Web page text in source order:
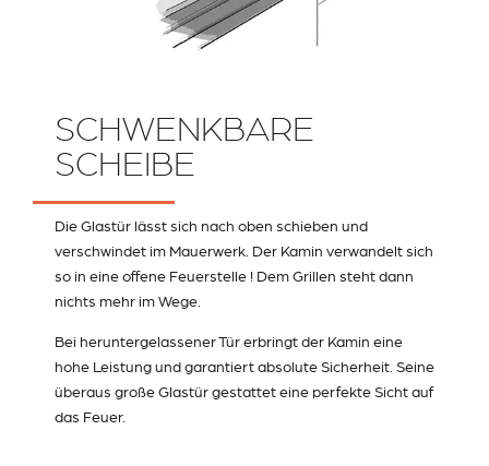
SCHWENKBARE
SCHEIBE
Die Glastür lässt sich nach oben schieben und
verschwindet im Mauerwerk. Der Kamin verwandelt sich
so in eine offene Feuerstelle ! Dem Grillen steht dann
nichts mehr im Wege.
Bei heruntergelassener Tür erbringt der Kamin eine
hohe Leistung und garantiert absolute Sicherheit. Seine
überaus große Glastür gestattet eine perfekte Sicht auf
das Feuer.